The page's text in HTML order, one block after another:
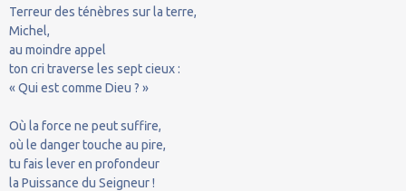
Terreur des ténèbres sur la terre,
Michel,
au moindre appel
ton cri traverse les sept cieux :
« Qui est comme Dieu ? »
Où la force ne peut suffire,
où le danger touche au pire,
tu fais lever en profondeur
la Puissance du Seigneur !